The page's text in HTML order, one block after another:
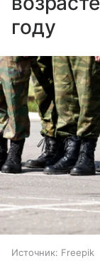
году
Источник: Freepik